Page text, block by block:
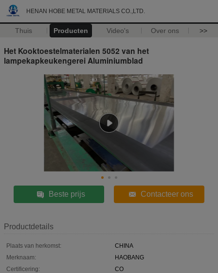
HENAN HOBE METAL MATERIALS CO.,LTD.
Thuis Producten Video's Over ons >>
Het Kooktoestelmaterialen 5052 van het
lampekapkeukengerei Aluminiumblad
Beste prijs Contacteer ons
Productdetails
Plaats van herkomst:
CHINA
Merknaam:
HAOBANG
Certificering:
CO